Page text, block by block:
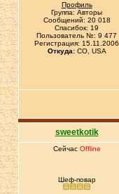
Профиль
Группа: Авторы
Сообщений: 20 018
Спасибок: 19
Пользователь №: 9 477
Регистрация: 15.11.2006
Откуда:CO, USA
sweetkotik
Сейчас Offline
Шеф-повар